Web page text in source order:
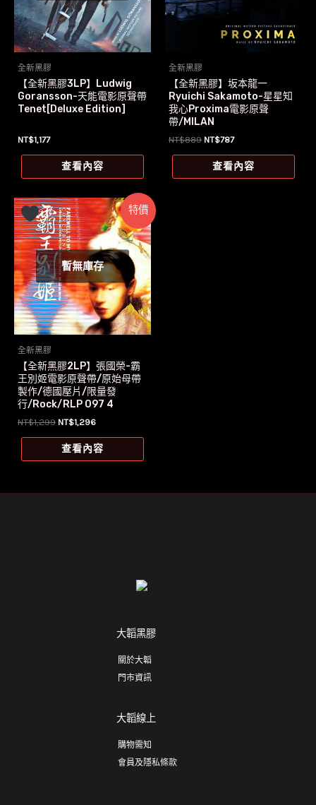
全新黑膠
【全新黑膠3LP】Ludwig
Goransson-天能電影原聲帶
Tenet[Deluxe Edition]
NT$1,177
查看內容
全新黑膠
【全新黑膠】坂本龍一
Ryuichi Sakamoto-星星知
我心Proxima電影原聲
帶/MILAN
NT$889 原
格：
NT$787目
價
格：
查看內容
特價
暫無庫存
全新黑膠
【全新黑膠2LP】張國榮-霸
王別姬電影原聲帶/原始母帶
製作/德國壓片/限量發
行/Rock/RLP 097 4
NT$1,299 原
價
格：
NT$1,296目
價
格：
查看內容
大韜黑膠
關於大韜
門市資訊
大韜線上
購物需知
會員及隱私條款